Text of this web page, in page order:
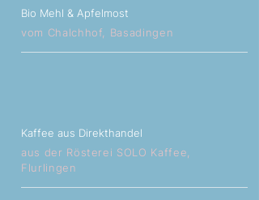
Bio Mehl & Apfelmost
vom Chalchhof, Basadingen
Kaffee aus Direkthandel
aus der Rösterei SOLO Kaffee,
Flurlingen